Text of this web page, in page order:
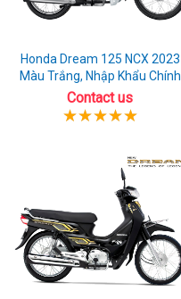
Honda Dream 125 NCX 2023
Màu Trắng, Nhập Khẩu Chính
Hãng
Contact us